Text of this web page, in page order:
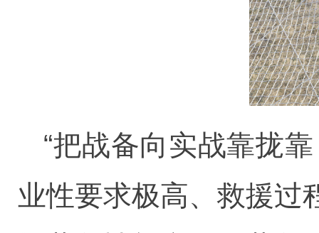
“把战备向实战靠拢
业性要求极高、救援过